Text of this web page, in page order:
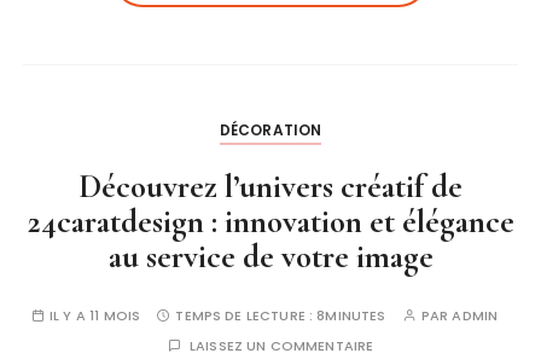
DÉCORATION
Découvrez l’univers créatif de
24caratdesign : innovation et élégance
au service de votre image
IL Y A 11 MOIS TEMPS DE LECTURE :8MINUTES PARADMIN
LAISSEZ UN COMMENTAIRE